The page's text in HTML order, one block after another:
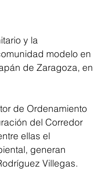
y la
modelo en
de Zaragoza, en
de Ordenamiento
del Corredor
ellas el
generan
Villegas.